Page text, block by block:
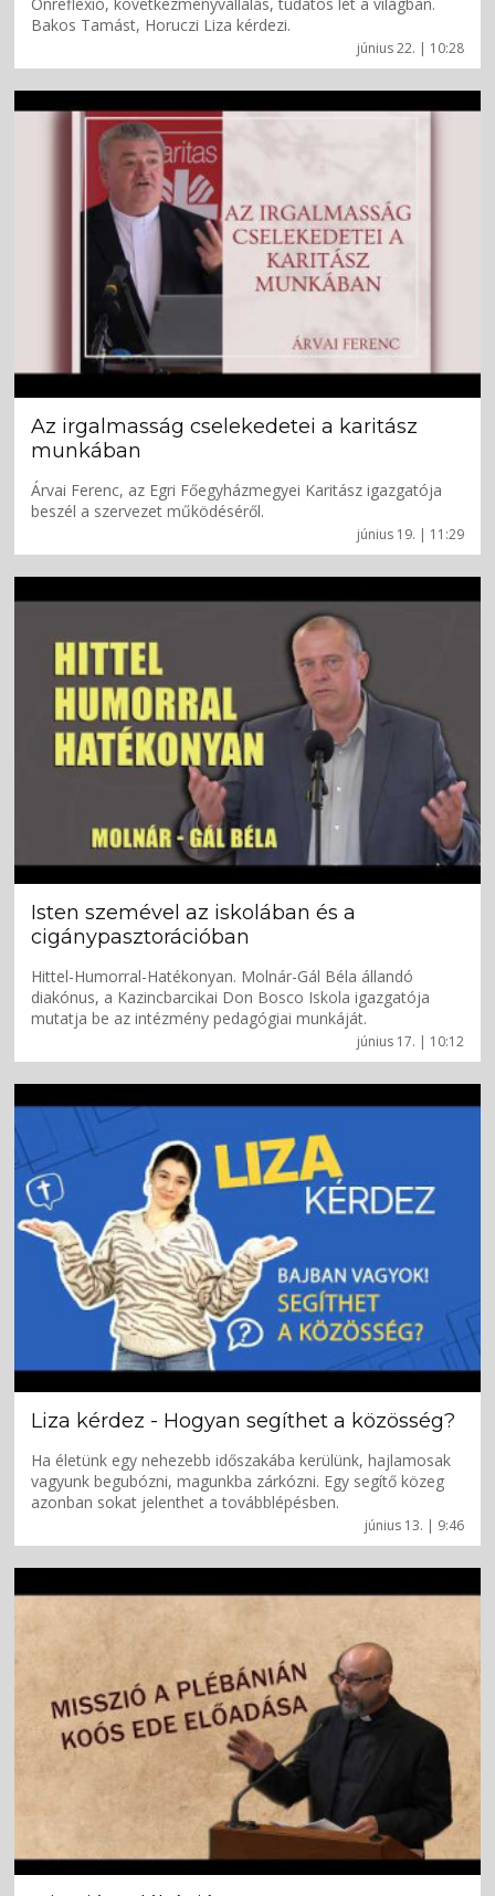
június 22. | 10:28
Bakos Tamást, Horuczi Liza kérdezi.
június 19. | 11:29
Az irgalmasság cselekedetei a karitász
munkában
Árvai Ferenc, az Egri Főegyházmegyei Karitász igazgatója
beszél a szervezet működéséről.
június 17. | 10:12
Isten szemével az iskolában és a
cigánypasztorációban
Hittel-Humorral-Hatékonyan. Molnár-Gál Béla állandó
diakónus, a Kazincbarcikai Don Bosco Iskola igazgatója
mutatja be az intézmény pedagógiai munkáját.
június 13. | 9:46
Liza kérdez - Hogyan segíthet a közösség?
Ha életünk egy nehezebb időszakába kerülünk, hajlamosak
vagyunk begubózni, magunkba zárkózni. Egy segítő közeg
azonban sokat jelenthet a továbblépésben.